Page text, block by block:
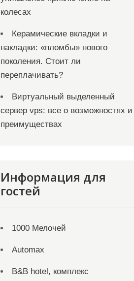
колесах
Керамические вкладки и
накладки: «пломбы» нового
поколения. Стоит ли
переплачивать?
Виртуальный выделенный
сервер vps: все о возможностях и
преимуществах
Информация для
гостей
1000 Мелочей
Automax
B&B hotel, комплекс